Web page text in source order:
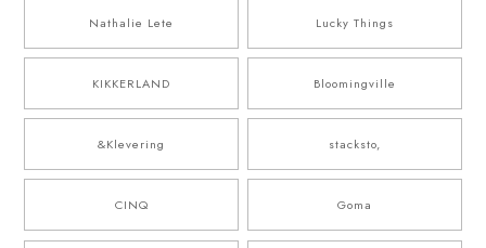
Nathalie Lete Lucky Things
KIKKERLAND Bloomingville
&Klevering stacksto,
CINQ Goma